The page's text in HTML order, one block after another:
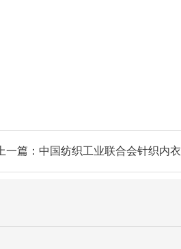
上一篇：中国纺织工业联合会针织内